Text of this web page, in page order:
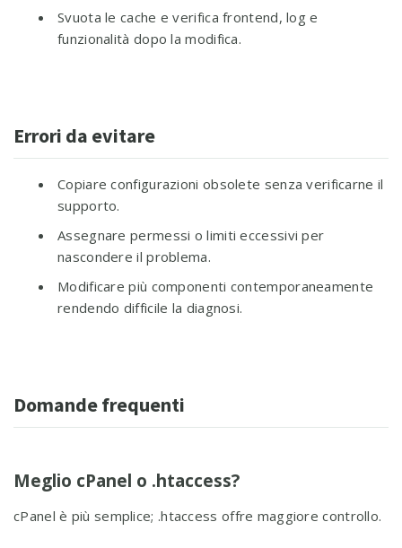
Svuota le cache e verifica frontend, log e
funzionalità dopo la modifica.
Errori da evitare
Copiare configurazioni obsolete senza verificarne il
supporto.
Assegnare permessi o limiti eccessivi per
nascondere il problema.
Modificare più componenti contemporaneamente
rendendo difficile la diagnosi.
Domande frequenti
Meglio cPanel o .htaccess?
cPanel è più semplice; .htaccess offre maggiore controllo.